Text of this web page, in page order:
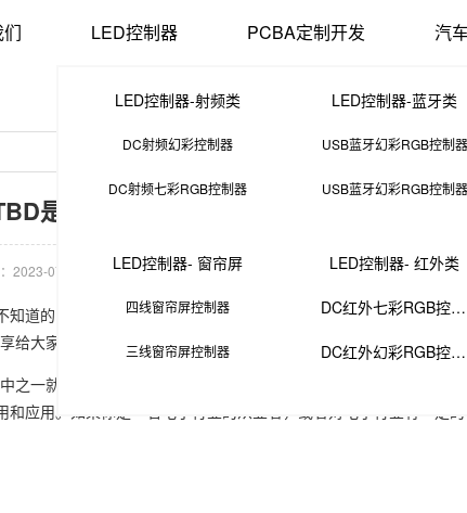
LED控制器
LED控制器-射频类
DC射频幻彩控制器
DC射频七彩RGB控制器
LED控制器-蓝牙类
USB蓝牙幻彩RGB控制器
USB蓝牙幻彩RGB控制器
LED控制器- 窗帘屏
四线窗帘屏控制器
三线窗帘屏控制器
LED控制器- 红外类
DC红外七彩RGB控制器
DC红外幻彩RGB控制器
PCBA定制开发 汽
是什么解密你不知道的电子行业术语
2023-07-26 11:00:48 来源：PCBA 次
道的电子行业术语都比较感兴趣，那么互联智慧小编今天在网上
大家，希望能够帮助到大家哦。
一就是TBD。TBD是电子行业中一个常见的缩写，但是它的具体
应用。如果你是一名电子行业的从业者，或者对电子行业有一定